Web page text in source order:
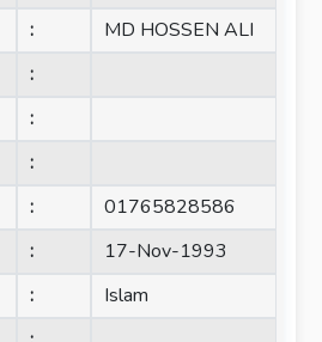
:
MD HOSSEN ALI
:
:
:
:
01765828586
:
17-Nov-1993
:
Islam